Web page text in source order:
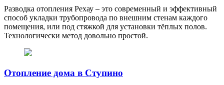
Разводка отопления Рехау – это современный и эффективный
способ укладки трубопровода по внешним стенам каждого
помещения, или под стяжкой для установки тёплых полов.
Технологически метод довольно простой.
Отопление дома в Ступино